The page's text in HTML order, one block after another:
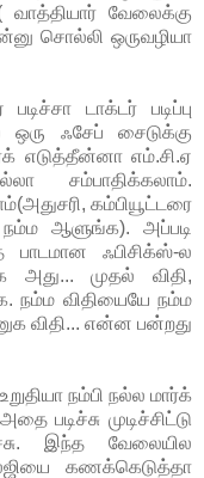
வாத்தியார் வேலைக்கு
ன்னு சொல்லி ஒருவழியா
டாக்டர் படிப்பு
ஒரு ஃசேப் சைடுக்கு
எடுத்தீன்னா எம்.சி.ஏ
சம்பாதிக்கலாம்.
கம்பியூட்டரை
ஆளுங்க). அப்படி
பாடமான ஃபிசிக்ஸ்-ல
அது... முதல் விதி,
நம்ம விதியையே நம்ம
விதி... என்ன பன்றது
நம்பி நல்ல மார்க்
படிச்சு முடிச்சிட்டு
இந்த வேலையில
கணக்கெடுத்தா